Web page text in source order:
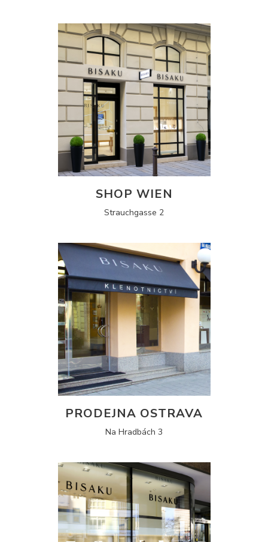
SHOP WIEN
Strauchgasse 2
PRODEJNA OSTRAVA
Na Hradbách 3